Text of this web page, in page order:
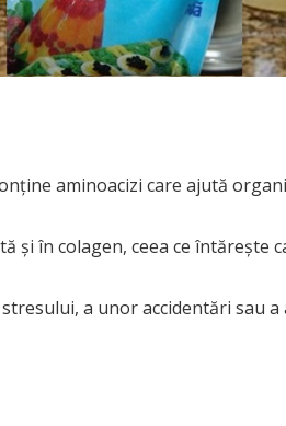
aminoacizi care ajută
și în colagen, ceea ce
stresului, a unor accidentări sau